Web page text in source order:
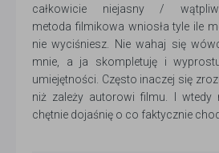
całkowicie niejasny /
metoda filmikowa wniosła tyle ile
nie wyciśniesz. Nie wahaj się
mnie, a ja skompletuję i
umiejętności. Często inaczej się
niż zależy autorowi filmu. I wtedy
chętnie dojaśnię o co faktycznie